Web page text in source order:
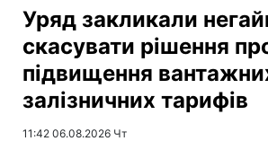
Уряд закликали
скасувати рішення
підвищення
залізничних тарифів
11:42 06.08.2026 Чт